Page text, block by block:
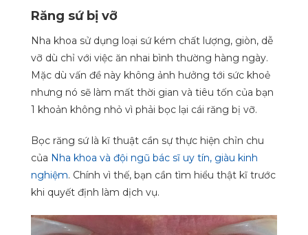
Răng sứ bị vỡ
Nha khoa sử dụng loại sứ kém chất lượng, giòn, dễ
vỡ dù chỉ với việc ăn nhai bình thường hàng ngày.
Mặc dù vấn đề này không ảnh hưởng tới sức khoẻ
nhưng nó sẽ làm mất thời gian và tiêu tốn của bạn
1 khoản không nhỏ vì phải bọc lại cái răng bị vỡ.
Bọc răng sứ là kĩ thuật cần sự thực hiện chỉn chu
của Nha khoa và đội ngũ bác sĩ uy tín, giàu kinh
nghiệm. Chính vì thế, bạn cần tìm hiểu thật kĩ trước
khi quyết định làm dịch vụ.